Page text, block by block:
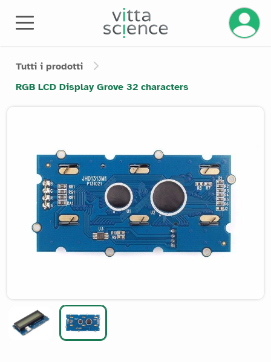
Tutti i prodotti
RGB LCD Display Grove 32 characters